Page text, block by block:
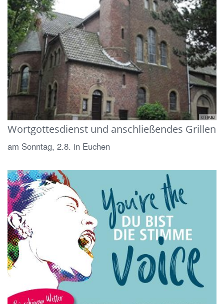
© HKau
Wortgottesdienst und anschließendes Grillen
am Sonntag, 2.8. in Euchen